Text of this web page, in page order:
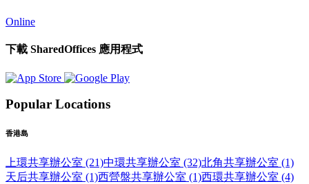
Online
下載 SharedOffices 應用程式
Popular Locations
香港島
上環共享辦公室 (21)中環共享辦公室 (32)北角共享辦公室 (1)
天后共享辦公室 (1)西營盤共享辦公室 (1)西環共享辦公室 (4)